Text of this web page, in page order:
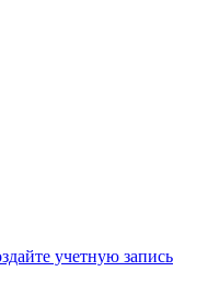
учетную запись